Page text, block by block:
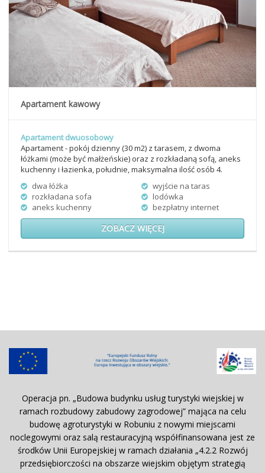
Apartament kawowy
Apartament dwuosobowy
Apartament - pokój dzienny (30 m2) z tarasem, z dwoma
łóżkami (może być małżeńskie) oraz z rozkładaną sofą, aneks
kuchenny i łazienka, południe, maksymalna ilość osób 4.
dwa łóżka
rozkładana sofa
aneks kuchenny
wyjście na taras
lodówka
bezpłatny internet
ZOBACZ WIĘCEJ
Operacja pn. „Budowa budynku usług turystyki wiejskiej w
ramach rozbudowy zabudowy zagrodowej” mająca na celu
budowę agroturystyki w Robuniu z nowymi miejscami
noclegowymi oraz salą restauracyjną współfinansowana jest ze
środków Unii Europejskiej w ramach działania „4.2.2 Rozwój
przedsiębiorczości na obszarze wiejskim objętym strategią